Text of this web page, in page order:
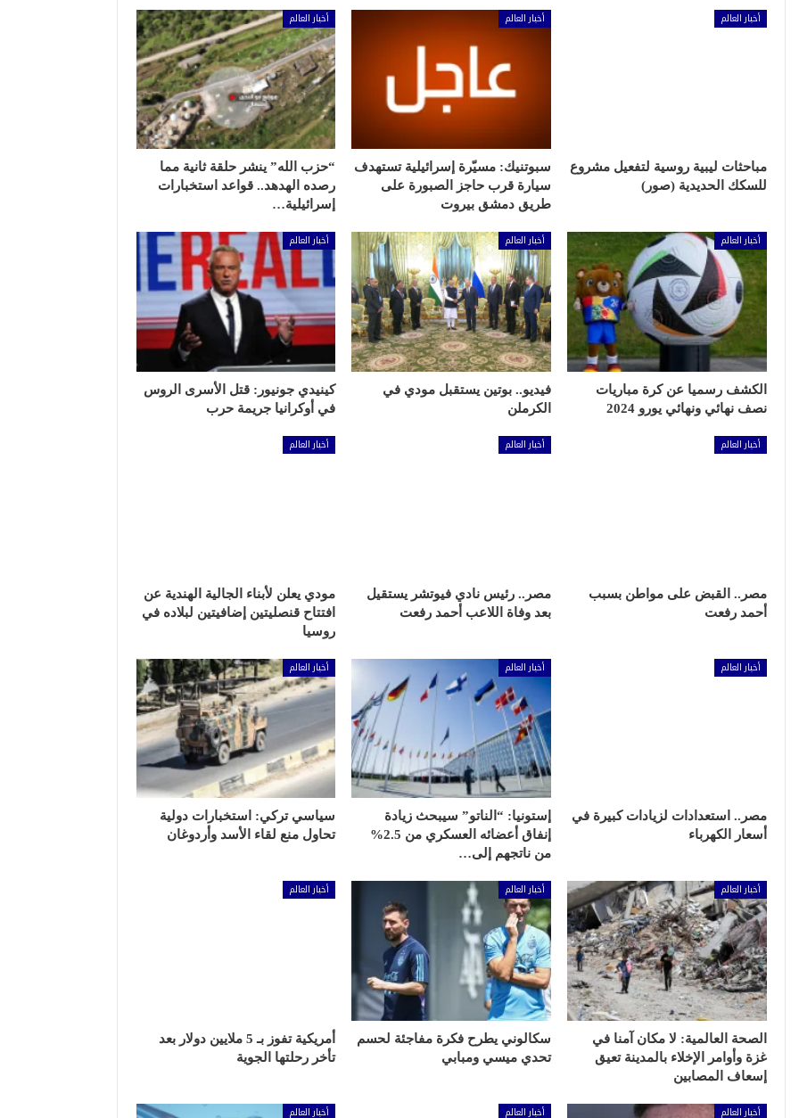
أخبار العالم
مباحثات ليبية روسية لتفعيل مشروع
للسكك الحديدية (صور)
أخبار العالم
سبوتنيك: مسيّرة إسرائيلية تستهدف
سيارة قرب حاجز الصبورة على
طريق دمشق بيروت
أخبار العالم
“حزب الله” ينشر حلقة ثانية مما
رصده الهدهد.. قواعد استخبارات
إسرائيلية…
أخبار العالم
الكشف رسميا عن كرة مباريات
نصف نهائي ونهائي يورو 2024
أخبار العالم
فيديو.. بوتين يستقبل مودي في
الكرملن
أخبار العالم
كينيدي جونيور: قتل الأسرى الروس
في أوكرانيا جريمة حرب
أخبار العالم
مصر.. القبض على مواطن بسبب
أحمد رفعت
أخبار العالم
مصر.. رئيس نادي فيوتشر يستقيل
بعد وفاة اللاعب أحمد رفعت
أخبار العالم
مودي يعلن لأبناء الجالية الهندية عن
افتتاح قنصليتين إضافيتين لبلاده في
روسيا
أخبار العالم
مصر.. استعدادات لزيادات كبيرة في
أسعار الكهرباء
أخبار العالم
إستونيا: “الناتو” سيبحث زيادة
إنفاق أعضائه العسكري من 2.5%
من ناتجهم إلى…
أخبار العالم
سياسي تركي: استخبارات دولية
تحاول منع لقاء الأسد وأردوغان
أخبار العالم
الصحة العالمية: لا مكان آمنا في
غزة وأوامر الإخلاء بالمدينة تعيق
إسعاف المصابين
أخبار العالم
سكالوني يطرح فكرة مفاجئة لحسم
تحدي ميسي ومبابي
أخبار العالم
أمريكية تفوز بـ 5 ملايين دولار بعد
تأخر رحلتها الجوية
أخبار العالم أخبار العالم أخبار العالم